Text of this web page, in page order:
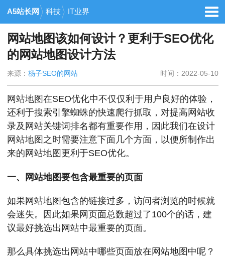
A5站长网 科技 IT业界
网站地图该如何设计？更利于SEO优化
的网站地图设计方法
来源： 杨子SEO的网站 时间：2022-05-10
网站地图在SEO优化中不仅仅利于用户良好的体验，
还利于搜索引擎蜘蛛的快速爬行抓取，对提高网站收
录及网站关键词排名都有重要作用，因此我们在设计
网站地图之时需要注意下面几个方面，以便所制作出
来的网站地图更利于SEO优化。
一、网站地图要包含最重要的页面
如果网站地图包含的链接过多，访问者浏览的时候就
会迷失。因此如果网页面总数超过了100个的话，建
议最好挑选出网站中最重要的页面。
那么具体挑选出网站中哪些页面放在网站地图中呢？